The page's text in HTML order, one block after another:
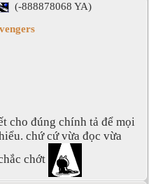
(-888878068 YA)
cho đúng chính tả để mọi
chứ cứ vừa đọc vừa
chớt